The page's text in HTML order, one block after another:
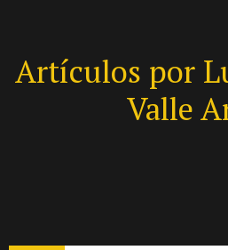
Artículos por
Valle